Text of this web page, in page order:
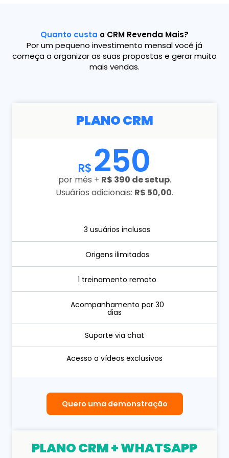
Quanto custa o CRM Revenda Mais?
Por um pequeno investimento mensal você já
começa a organizar as suas propostas e gerar muito
mais vendas.
PLANO CRM
R$ 250
por mês + R$ 390 de setup.
Usuários adicionais: R$ 50,00.
3 usuários inclusos​​
Origens ilimitadas​​
1 treinamento remoto​​
Acompanhamento por 30
dias​​
Suporte via chat​​
Acesso a vídeos exclusivos​​
Quero uma demonstração
PLANO CRM + WHATSAPP